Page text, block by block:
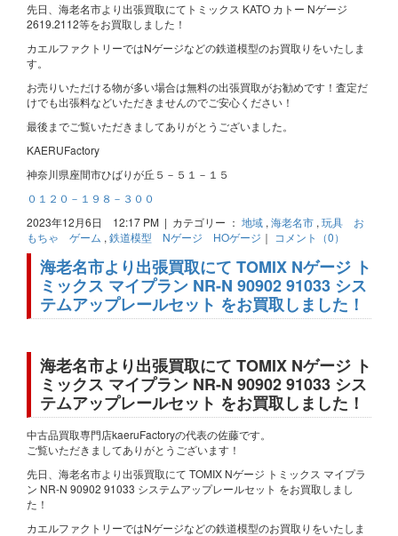
先日、海老名市より出張買取にてトミックス KATO カトー Nゲージ
2619.2112等をお買取しました！
カエルファクトリーではNゲージなどの鉄道模型のお買取りをいたしま
す。
お売りいただける物が多い場合は無料の出張買取がお勧めです！査定だ
けでも出張料などいただきませんのでご安心ください！
最後までご覧いただきましてありがとうございました。
KAERUFactory
神奈川県座間市ひばりが丘５－５１－１５
０１２０－１９８－３００
2023年12月6日 12:17 PM | カテゴリー ： 地域 , 海老名市 , 玩具 お
もちゃ ゲーム , 鉄道模型 Nゲージ HOゲージ ｜ コメント（0）
海老名市より出張買取にて TOMIX Nゲージ ト
ミックス マイプラン NR-N 90902 91033 シス
テムアップレールセット をお買取しました！
海老名市より出張買取にて TOMIX Nゲージ ト
ミックス マイプラン NR-N 90902 91033 シス
テムアップレールセット をお買取しました！
中古品買取専門店kaeruFactoryの代表の佐藤です。
ご覧いただきましてありがとうございます！
先日、海老名市より出張買取にて TOMIX Nゲージ トミックス マイプラ
ン NR-N 90902 91033 システムアップレールセット をお買取しまし
た！
カエルファクトリーではNゲージなどの鉄道模型のお買取りをいたしま